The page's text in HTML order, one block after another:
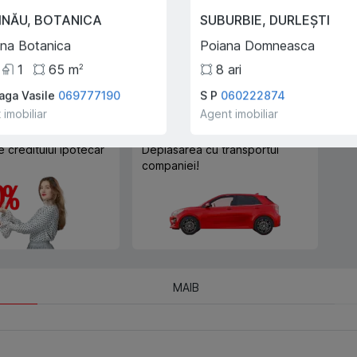
Trade-In
Trade-In, vă ajutăm să
cumpărați acest apartament în
creditului ipotecar
Deplasarea cu transportul
companiei!
MAIB
, BOTANICA
Botanica
1 65 m2
Vasile 069777190
imobiliar
SUBURBIE, DURLEȘTI
Poiana Domneasca
8 ari
S P 060222874
Agent imobiliar